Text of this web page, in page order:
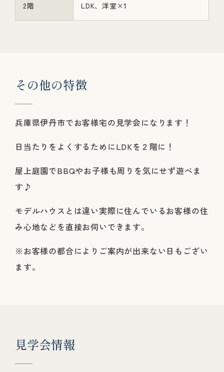
2階 LDK、洋室×1
その他の特徴
兵庫県伊丹市でお客様宅の見学会になります！
日当たりをよくするためにLDKを２階に！
屋上庭園でBBQやお子様も周りを気にせず遊べま
す♪
モデルハウスとは違い実際に住んでいるお客様の住
み心地などを直接お伺いできます。
※お客様の都合によりご案内が出来ない日もござい
ます。
見学会情報